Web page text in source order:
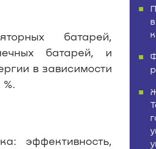
батарей,
батарей, и
в зависимости
эффективность,